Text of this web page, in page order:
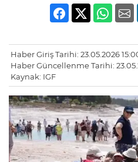
Haber Giriş Tarihi: 23.05.2026
Haber Güncellenme Tarihi:
Kaynak: IGF